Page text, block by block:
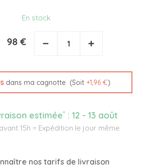
En stock
98 € − +
dans ma cagnotte (Soit +1,96 €)
estimée* : 12 - 13 août
15h = Expédition le jour même
nos tarifs de livraison